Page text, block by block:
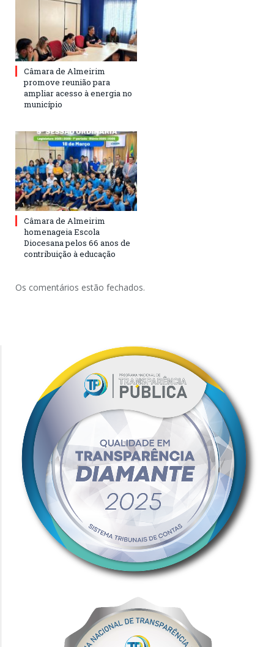
Câmara de Almeirim
promove reunião para
ampliar acesso à energia no
município
Câmara de Almeirim
homenageia Escola
Diocesana pelos 66 anos de
contribuição à educação
Os comentários estão fechados.